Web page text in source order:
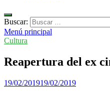
Buscar:
Menú principal
Cultura
Reapertura del ex
19/02/201919/02/2019